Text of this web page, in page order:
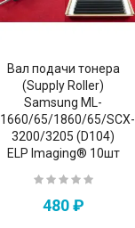
Вал подачи тонера
(Supply Roller)
Samsung ML-
1660/65/1860/65/SCX-
3200/3205 (D104)
ELP Imaging® 10шт
480 ₽